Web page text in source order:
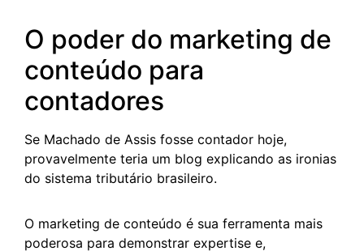
O poder do marketing de
conteúdo para
contadores
Se Machado de Assis fosse contador hoje,
provavelmente teria um blog explicando as ironias
do sistema tributário brasileiro.
O marketing de conteúdo é sua ferramenta mais
poderosa para demonstrar expertise e,